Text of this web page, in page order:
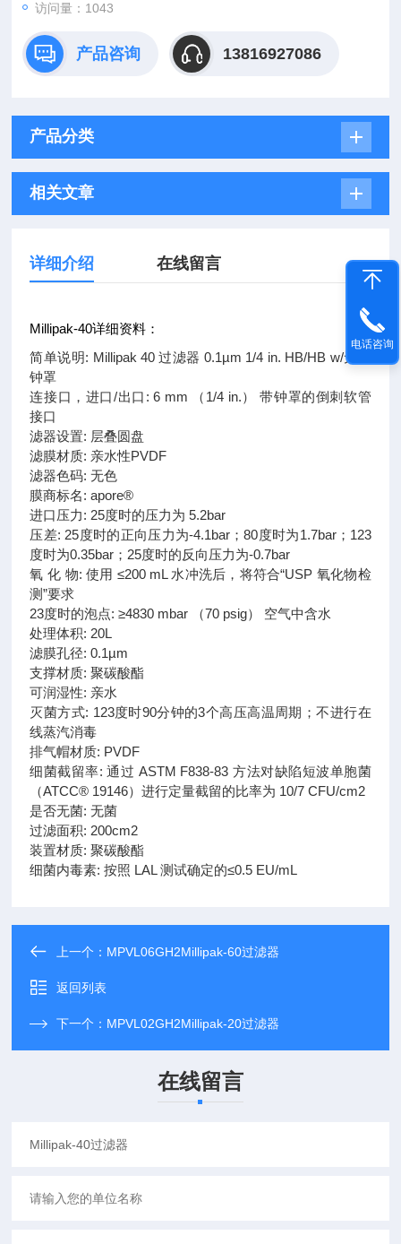
访问量：1043
产品咨询 13816927086
产品分类
相关文章
详细介绍 在线留言
Millipak-40详细资料：
简单说明: Millipak 40 过滤器 0.1µm 1/4 in. HB/HB w/无菌
钟罩
连接口，进口/出口: 6 mm （1/4 in.） 带钟罩的倒刺软管
接口
滤器设置: 层叠圆盘
滤膜材质: 亲水性PVDF
滤器色码: 无色
膜商标名: apore®
进口压力: 25度时的压力为 5.2bar
压差: 25度时的正向压力为-4.1bar；80度时为1.7bar；123
度时为0.35bar；25度时的反向压力为-0.7bar
氧 化 物: 使用 ≤200 mL 水冲洗后，将符合“USP 氧化物检
测”要求
23度时的泡点: ≥4830 mbar （70 psig） 空气中含水
处理体积: 20L
滤膜孔径: 0.1µm
支撑材质: 聚碳酸酯
可润湿性: 亲水
灭菌方式: 123度时90分钟的3个高压高温周期；不进行在
线蒸汽消毒
排气帽材质: PVDF
细菌截留率: 通过 ASTM F838-83 方法对缺陷短波单胞菌
（ATCC® 19146）进行定量截留的比率为 10/7 CFU/cm2
是否无菌: 无菌
过滤面积: 200cm2
装置材质: 聚碳酸酯
细菌内毒素: 按照 LAL 测试确定的≤0.5 EU/mL
上一个： MPVL06GH2Millipak-60过滤器
返回列表
下一个： MPVL02GH2Millipak-20过滤器
在线留言
电话咨询